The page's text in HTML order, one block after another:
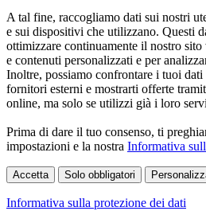
A tal fine, raccogliamo dati sui nostri
e sui dispositivi che utilizzano. Questi
ottimizzare continuamente il nostro
e contenuti personalizzati e per
Inoltre, possiamo confrontare i tuoi
fornitori esterni e mostrarti offerte
online, ma solo se utilizzi già i loro
Prima di dare il tuo consenso, ti
impostazioni e la nostra Informativa
Accetta Solo obbligatori
Informativa sulla protezione dei dati